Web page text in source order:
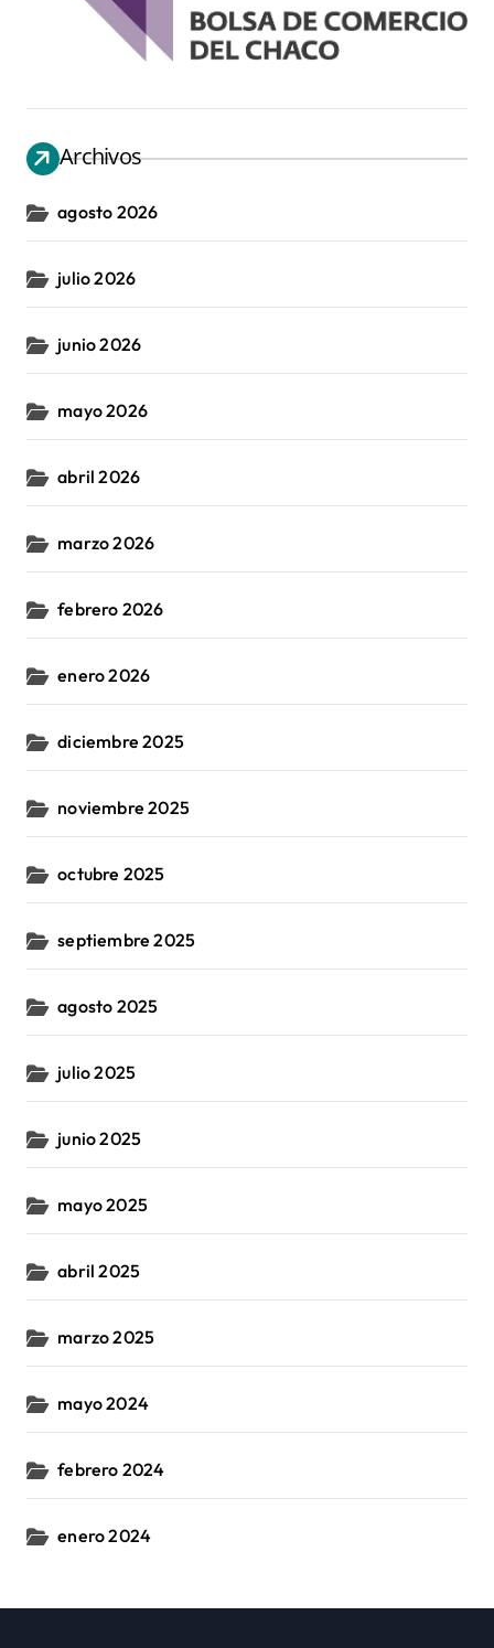
Archivos
agosto 2026
julio 2026
junio 2026
mayo 2026
abril 2026
marzo 2026
febrero 2026
enero 2026
diciembre 2025
noviembre 2025
octubre 2025
septiembre 2025
agosto 2025
julio 2025
junio 2025
mayo 2025
abril 2025
marzo 2025
mayo 2024
febrero 2024
enero 2024